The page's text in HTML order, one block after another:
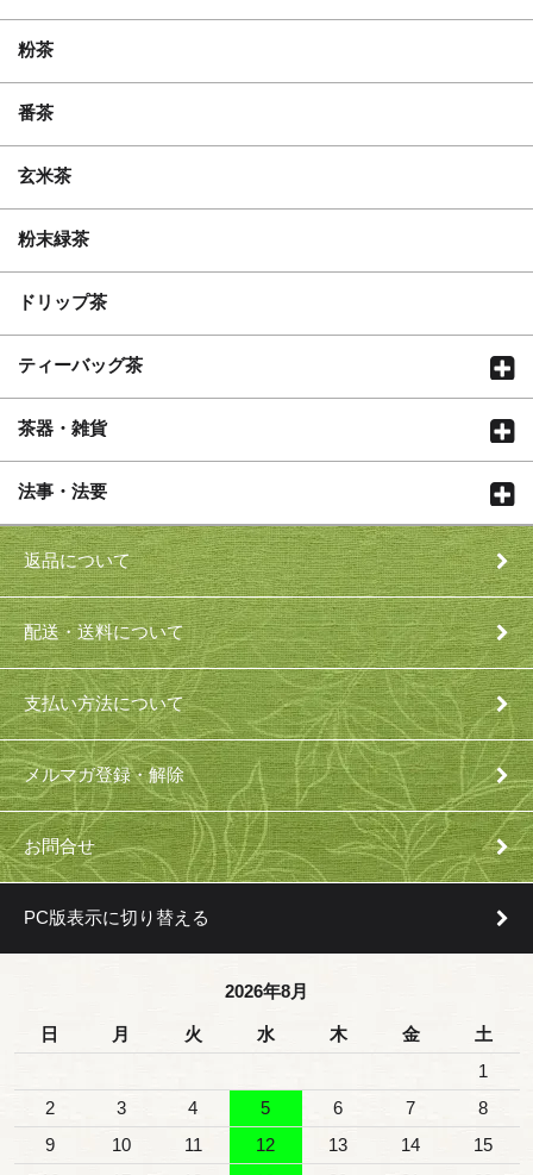
粉茶
番茶
玄米茶
粉末緑茶
ドリップ茶
ティーバッグ茶
茶器・雑貨
法事・法要
返品について
配送・送料について
支払い方法について
メルマガ登録・解除
お問合せ
PC版表示に切り替える
2026年8月
日 月 火 水 木 金
土
1
2
3 4 5 6 7
8
9
10 11 12 13 14
15